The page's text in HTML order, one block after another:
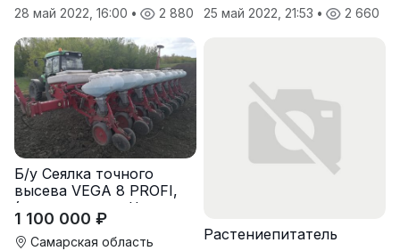
28 май 2022, 16:00 • 2 880
25 май 2022, 21:53 • 2 660
Б/у Сеялка точного
высева VEGA 8 PROFI,
(производство Червона
Зирка), 2016 г, в
отличном состоянии
1 100 000 ₽
Самарская область
Растениепитатель